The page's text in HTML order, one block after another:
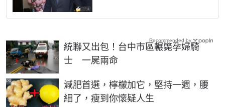
統聯又出包！台中市區輾斃孕婦騎
士 一屍兩命
減肥首選，檸檬加它，堅持一週，腰
細了，瘦到你懷疑人生
PR
Recommended by